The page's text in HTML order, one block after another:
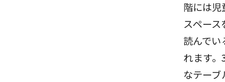
階には
スペー
読んで
れます
なテー